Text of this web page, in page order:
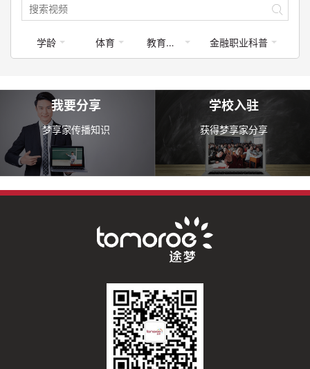
学龄 体育 教育类-体育运动 金融职业科普
我要分享
梦享家传播知识
学校入驻
获得梦享家分享